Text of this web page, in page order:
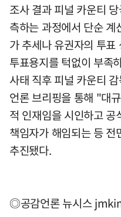
조사 결과 피널 카운티
측하는 과정에서 단순
가 추세나 유권자의 투
투표용지를 턱없이 부족
사태 직후 피널 카운티
언론 브리핑을 통해 "대
적 인재임을 시인하고 공
책임자가 해임되는 등
추진됐다.
◎공감언론 뉴시스